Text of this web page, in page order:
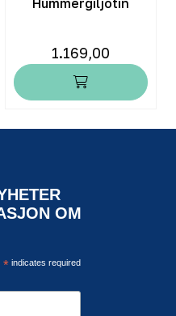
1.169,00
OM
*indicates required